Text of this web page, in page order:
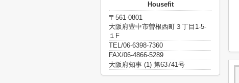
Housefit
〒561-0801
大阪府豊中市曽根西町３丁目1-5-
１F
TEL/06-6398-7360
FAX/06-4866-5289
大阪府知事 (1) 第63741号